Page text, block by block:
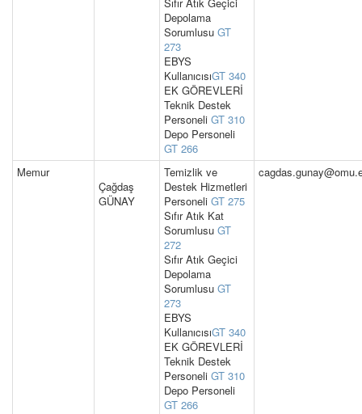
Sıfır Atık Geçici
Depolama
Sorumlusu GT
273
EBYS
KullanıcısıGT 340
EK GÖREVLERİ
Teknik Destek
Personeli GT 310
Depo Personeli
GT 266
Memur
Çağdaş
GÜNAY
Temizlik ve
Destek Hizmetleri
Personeli GT 275
Sıfır Atık Kat
Sorumlusu GT
272
Sıfır Atık Geçici
Depolama
Sorumlusu GT
273
EBYS
KullanıcısıGT 340
EK GÖREVLERİ
Teknik Destek
Personeli GT 310
Depo Personeli
GT 266